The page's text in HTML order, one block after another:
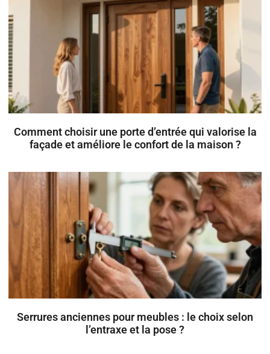
Comment choisir une porte d’entrée qui valorise la
façade et améliore le confort de la maison ?
Serrures anciennes pour meubles : le choix selon
l’entraxe et la pose ?